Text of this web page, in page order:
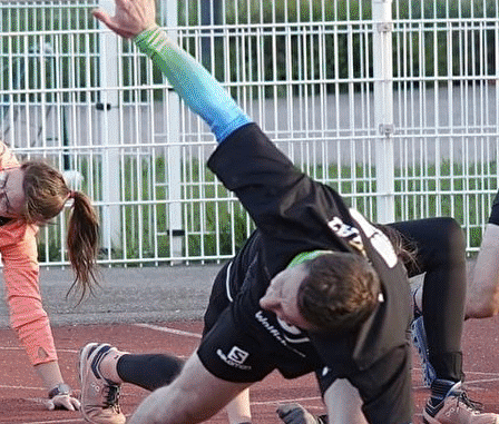
Exporter les lignes sélectionnées
Exporter toutes les colonnes
Exporter uniquement les colonnes affichées
Menu
<
>
INTERVENTION EN ENTREPRISES
INTERVENTION EN ECOLE PRIMAIRE
Ajoutez un logo, un bouton, des réseaux sociaux
Cliquez pour éditer
NOTRE CLUB▴▾
Présentation et projet de club
Staff
Sponsors